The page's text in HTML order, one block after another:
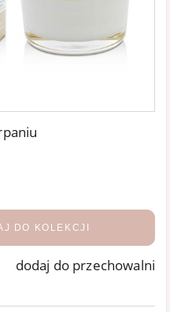
DO KOLEKCJI
dodaj do przechowalni